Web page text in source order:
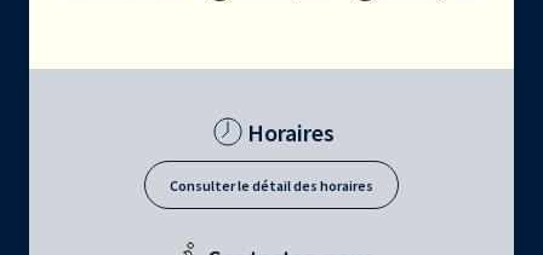
Horaires
Consulter le détail des horaires